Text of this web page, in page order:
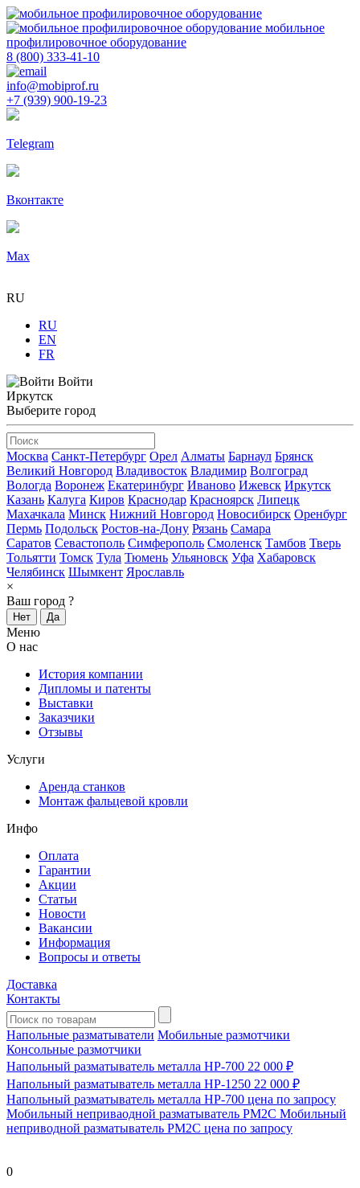
мобильное
профилировочное оборудование
8 (800) 333-41-10
info@mobiprof.ru
+7 (939) 900-19-23
Telegram
Вконтакте
Max
RU
RU
EN
FR
Войти
Иркутск
Выберите город
Москва Санкт-Петербург Орел Алматы Барнаул Брянск
Великий Новгород Владивосток Владимир Волгоград
Вологда Воронеж Екатеринбург Иваново Ижевск Иркутск
Казань Калуга Киров Краснодар Красноярск Липецк
Махачкала Минск Нижний Новгород Новосибирск Оренбург
Пермь Подольск Ростов-на-Дону Рязань Самара
Саратов Севастополь Симферополь Смоленск Тамбов Тверь
Тольятти Томск Тула Тюмень Ульяновск Уфа Хабаровск
Челябинск Шымкент Ярославль
×
Ваш город ?
Нет Да
Меню
О нас
История компании
Дипломы и патенты
Выставки
Заказчики
Отзывы
Услуги
Аренда станков
Монтаж фальцевой кровли
Инфо
Оплата
Гарантии
Акции
Статьи
Новости
Вакансии
Информация
Вопросы и ответы
Доставка
Контакты
Напольные разматыватели Мобильные размотчики
Консольные размотчики
Напольный разматыватель металла HP-700 22 000 ₽
Напольный разматыватель металла HP-1250 22 000 ₽
Напольный разматыватель металла HP-700 цена по запросу
Мобильный непривaодной разматыватель РМ2С Мобильный
неприводной разматыватель РМ2С цена по запросу
0